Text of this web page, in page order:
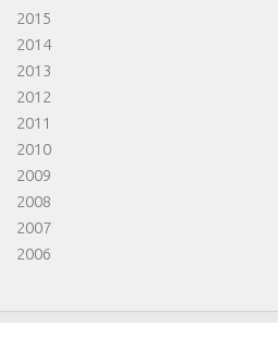
2015
2014
2013
2012
2011
2010
2009
2008
2007
2006